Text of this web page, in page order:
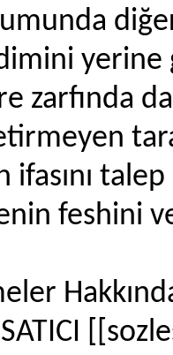
zarfında
ifasını
feshini
SATICI